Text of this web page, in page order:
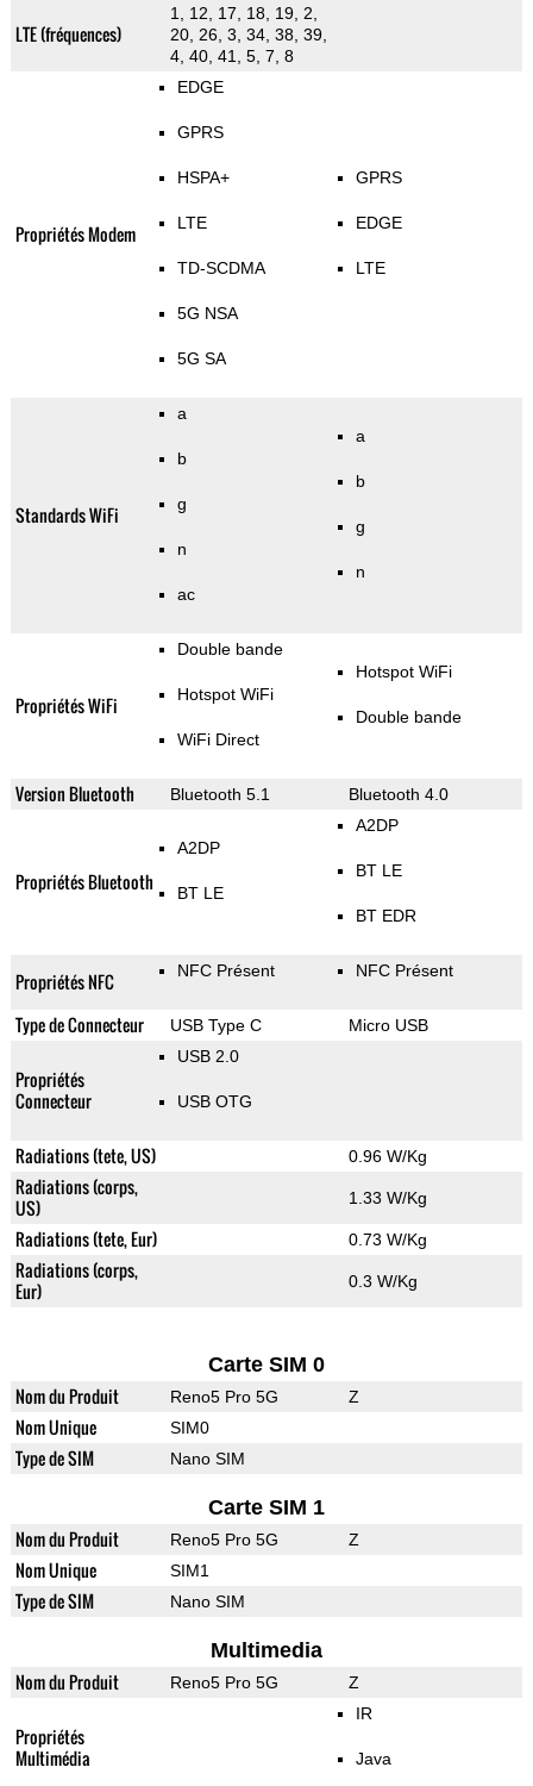
LTE (fréquences)
1, 12, 17, 18, 19, 2,
20, 26, 3, 34, 38, 39,
4, 40, 41, 5, 7, 8
Propriétés Modem
EDGE
GPRS
HSPA+
LTE
TD-SCDMA
5G NSA
5G SA
GPRS
EDGE
LTE
Standards WiFi
a
b
g
n
ac
a
b
g
n
Propriétés WiFi
Double bande
Hotspot WiFi
WiFi Direct
Hotspot WiFi
Double bande
Version Bluetooth Bluetooth 5.1 Bluetooth 4.0
Propriétés Bluetooth
A2DP
BT LE
A2DP
BT LE
BT EDR
Propriétés NFC NFC Présent NFC Présent
Type de Connecteur USB Type C Micro USB
Propriétés
Connecteur
USB 2.0
USB OTG
Radiations (tete, US) 0.96 W/Kg
Radiations (corps,
US)
1.33 W/Kg
Radiations (tete, Eur) 0.73 W/Kg
Radiations (corps,
Eur)
0.3 W/Kg
Carte SIM 0
Nom du Produit Reno5 Pro 5G Z
Nom Unique SIM0
Type de SIM Nano SIM
Carte SIM 1
Nom du Produit Reno5 Pro 5G Z
Nom Unique SIM1
Type de SIM Nano SIM
Multimedia
Nom du Produit Reno5 Pro 5G Z
Propriétés
Multimédia
IR
Java